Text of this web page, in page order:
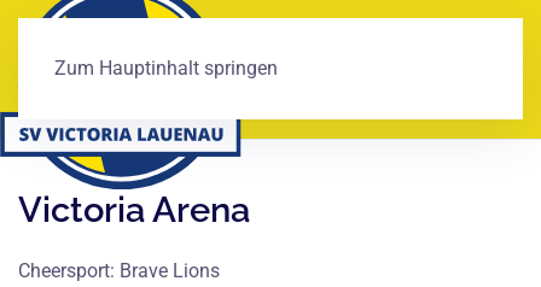
Zum Hauptinhalt springen
Victoria Arena
Cheersport: Brave Lions